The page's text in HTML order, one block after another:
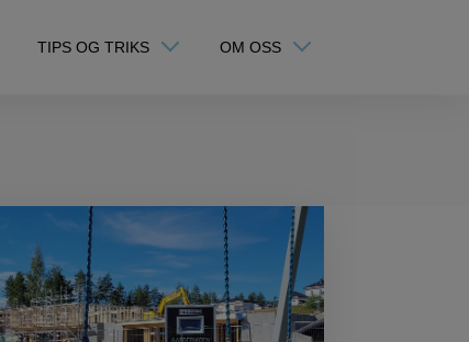
TIPS OG TRIKS OM OSS